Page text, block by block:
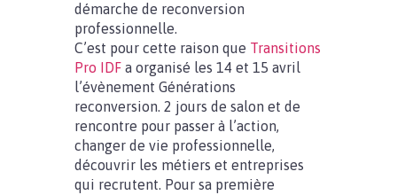
démarche de reconversion
professionnelle.
C’est pour cette raison que Transitions
Pro IDF a organisé les 14 et 15 avril
l’évènement Générations
reconversion. 2 jours de salon et de
rencontre pour passer à l’action,
changer de vie professionnelle,
découvrir les métiers et entreprises
qui recrutent. Pour sa première